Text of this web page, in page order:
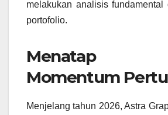
melakukan analisis fundamental
portofolio.
Menatap
Momentum
Menjelang tahun 2026, Astra